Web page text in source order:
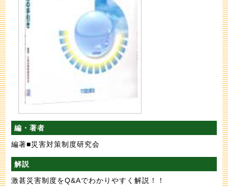
編・著者
編著■災害対策制度研究会
解説
激甚災害制度をQ&Aでわかりやすく解説！！